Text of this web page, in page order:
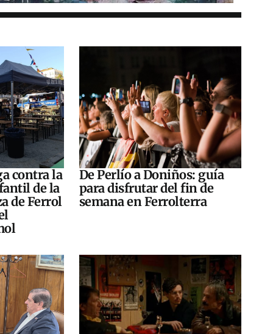
contra la
de la
de Ferrol
De Perlío a Doniños: guía
para disfrutar del fin de
semana en Ferrolterra